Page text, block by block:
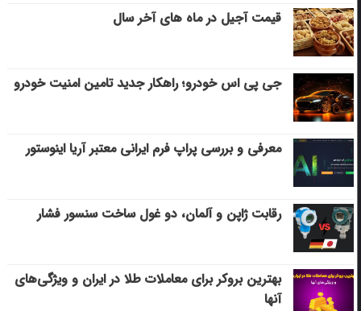
قیمت آجیل در ماه های آخر سال
جی پی اس خودرو؛ راهکار جدید تامین امنیت خودرو
معرفی و بررسی پراپ فرم ایرانی معتبر آریا اینوستور
رقابت ژاپن و آلمان، دو غول ساخت سنسور فشار
بهترین بروکر برای معاملات طلا در ایران و ویژگی‌های
آنها